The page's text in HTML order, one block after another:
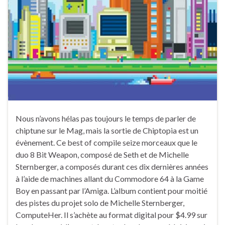
Nous n’avons hélas pas toujours le temps de parler de
chiptune sur le Mag, mais la sortie de Chiptopia est un
évènement. Ce best of compile seize morceaux que le
duo 8 Bit Weapon, composé de Seth et de Michelle
Sternberger, a composés durant ces dix dernières années
à l’aide de machines allant du Commodore 64 à la Game
Boy en passant par l’Amiga. L’album contient pour moitié
des pistes du projet solo de Michelle Sternberger,
ComputeHer. Il s’achète au format digital pour $4.99 sur